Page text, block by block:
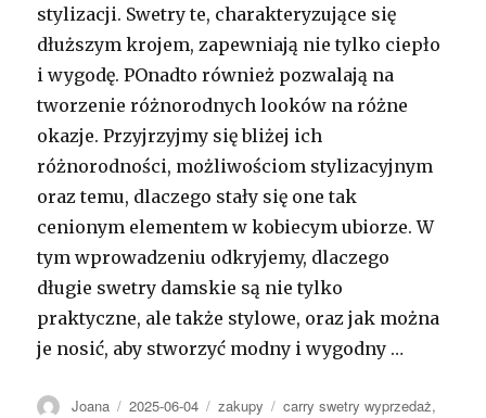
stylizacji. Swetry te, charakteryzujące się
dłuższym krojem, zapewniają nie tylko ciepło
i wygodę. POnadto również pozwalają na
tworzenie różnorodnych looków na różne
okazje. Przyjrzyjmy się bliżej ich
różnorodności, możliwościom stylizacyjnym
oraz temu, dlaczego stały się one tak
cenionym elementem w kobiecym ubiorze. W
tym wprowadzeniu odkryjemy, dlaczego
długie swetry damskie są nie tylko
praktyczne, ale także stylowe, oraz jak można
je nosić, aby stworzyć modny i wygodny …
Autor
Joana Opublikowano
2025-06-04 Kategorie
zakupy Tagi
carry swetry wyprzedaż,